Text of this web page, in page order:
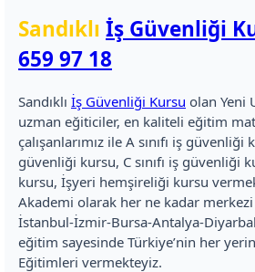
Sandıklı İş Güvenliği
659 97 18
Sandıklı İş Güvenliği Kursu olan Yeni
uzman eğiticiler, en kaliteli eğitim
çalışanlarımız ile A sınıfı iş güvenliği
güvenliği kursu, C sınıfı iş güvenliği
kursu, İşyeri hemşireliği kursu
Akademi olarak her ne kadar
İstanbul-İzmir-Bursa-Antalya-
eğitim sayesinde Türkiye’nin her
Eğitimleri vermekteyiz.